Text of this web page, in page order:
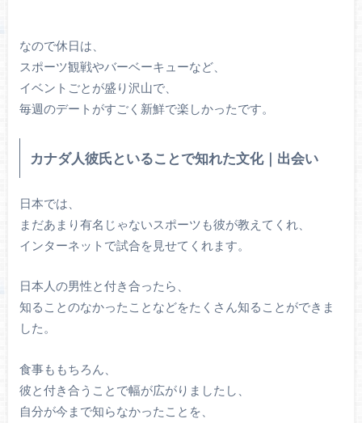
なので休日は、
スポーツ観戦やバーベーキューなど、
イベントごとが盛り沢山で、
毎週のデートがすごく新鮮で楽しかったです。
カナダ人彼氏といることで知れた文化｜出会い
日本では、
まだあまり有名じゃないスポーツも彼が教えてくれ、
インターネットで試合を見せてくれます。
日本人の男性と付き合ったら、
知ることのなかったことなどをたくさん知ることができま
した。
食事ももちろん、
彼と付き合うことで幅が広がりましたし、
自分が今まで知らなかったことを、